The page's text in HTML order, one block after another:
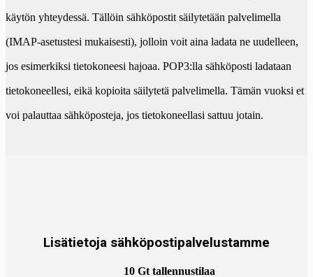
käytön yhteydessä. Tällöin sähköpostit säilytetään palvelimella
(IMAP-asetustesi mukaisesti), jolloin voit aina ladata ne uudelleen,
jos esimerkiksi tietokoneesi hajoaa. POP3:lla sähköposti ladataan
tietokoneellesi, eikä kopioita säilytetä palvelimella. Tämän vuoksi et
voi palauttaa sähköposteja, jos tietokoneellasi sattuu jotain.
Lisätietoja sähköpostipalvelustamme
10 Gt tallennustilaa